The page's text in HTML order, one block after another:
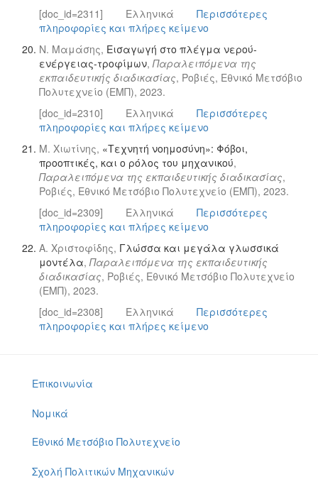
[doc_id=2311]
Ελληνικά
Περισσότερες
πληροφορίες και πλήρες κείμενο
Ν. Μαμάσης, Εισαγωγή στο πλέγμα νερού-
ενέργειας-τροφίμων,Παραλειπόμενα της
εκπαιδευτικής διαδικασίας, Ροβιές, Εθνικό Μετσόβιο
Πολυτεχνείο (ΕΜΠ), 2023.
[doc_id=2310]
Ελληνικά
Περισσότερες
πληροφορίες και πλήρες κείμενο
Μ. Χιωτίνης, «Τεχνητή νοημοσύνη»: Φόβοι,
προοπτικές, και ο ρόλος του μηχανικού,
Παραλειπόμενα της εκπαιδευτικής διαδικασίας,
Ροβιές, Εθνικό Μετσόβιο Πολυτεχνείο (ΕΜΠ), 2023.
[doc_id=2309]
Ελληνικά
Περισσότερες
πληροφορίες και πλήρες κείμενο
Α. Χριστοφίδης, Γλώσσα και μεγάλα γλωσσικά
μοντέλα,Παραλειπόμενα της εκπαιδευτικής
διαδικασίας, Ροβιές, Εθνικό Μετσόβιο Πολυτεχνείο
(ΕΜΠ), 2023.
[doc_id=2308]
Ελληνικά
Περισσότερες
πληροφορίες και πλήρες κείμενο
Επικοινωνία
Νομικά
Εθνικό Μετσόβιο Πολυτεχνείο
Σχολή Πολιτικών Μηχανικών